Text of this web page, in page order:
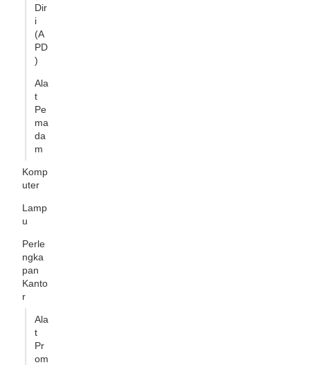
Dir
i
(A
PD
)
Ala
t
Pe
ma
da
m
Komp
uter
Lamp
u
Perle
ngka
pan
Kanto
r
Ala
t
Pr
om